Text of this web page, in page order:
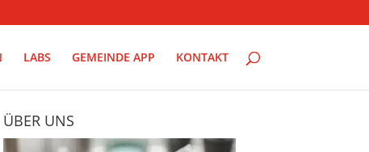
LABS GEMEINDE APP KONTAKT
ÜBER UNS